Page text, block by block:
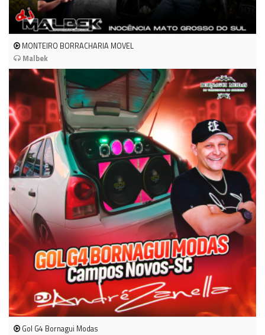
MONTEIRO BORRACHARIA MOVEL
Malbek
Gol G4 Bornagui Modas